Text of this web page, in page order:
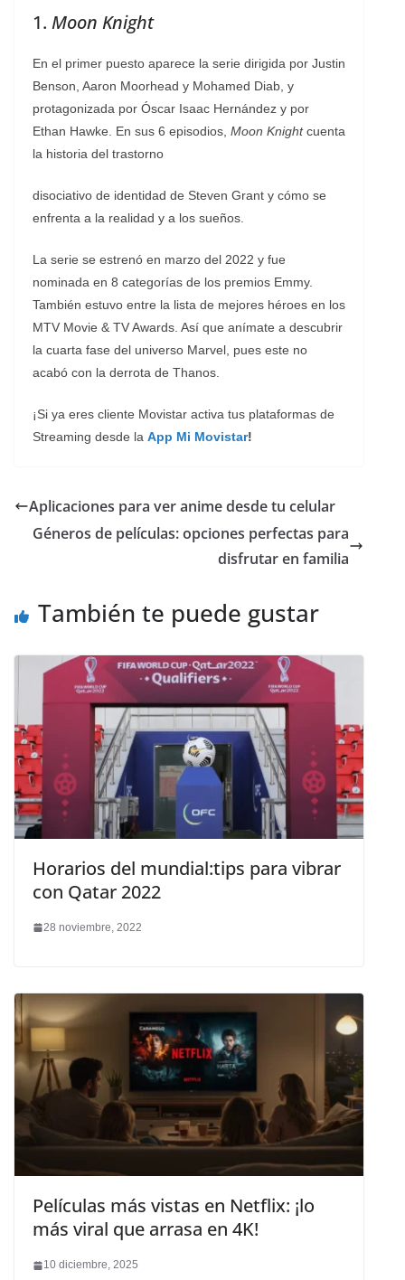
1. Moon Knight
En el primer puesto aparece la serie dirigida por Justin
Benson, Aaron Moorhead y Mohamed Diab, y
protagonizada por Óscar Isaac Hernández y por
Ethan Hawke. En sus 6 episodios, Moon Knightcuenta
la historia del trastorno
disociativo de identidad de Steven Grant y cómo se
enfrenta a la realidad y a los sueños.
La serie se estrenó en marzo del 2022 y fue
nominada en 8 categorías de los premios Emmy.
También estuvo entre la lista de mejores héroes en los
MTV Movie & TV Awards. Así que anímate a descubrir
la cuarta fase del universo Marvel, pues este no
acabó con la derrota de Thanos.
¡Si ya eres cliente Movistar activa tus plataformas de
Streaming desde la App Mi Movistar!
Aplicaciones para ver anime desde tu celular
Géneros de películas: opciones perfectas para
disfrutar en familia
También te puede gustar
Horarios del mundial:tips para vibrar
con Qatar 2022
28 noviembre, 2022
Películas más vistas en Netflix: ¡lo
más viral que arrasa en 4K!
10 diciembre, 2025